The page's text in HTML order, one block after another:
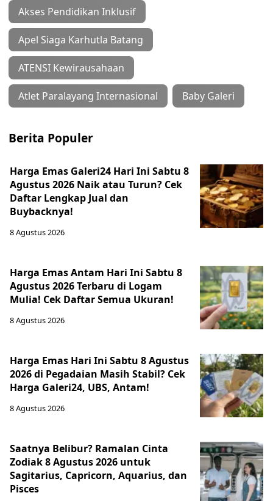
Akses Pendidikan Inklusif
Apel Siaga Karhutla Batang
ATENSI Kewirausahaan
Atlet Paralayang Internasional Baby Galeri
Berita Populer
Harga Emas Galeri24 Hari Ini Sabtu 8
Agustus 2026 Naik atau Turun? Cek
Daftar Lengkap Jual dan
Buybacknya!
8 Agustus 2026
Harga Emas Antam Hari Ini Sabtu 8
Agustus 2026 Terbaru di Logam
Mulia! Cek Daftar Semua Ukuran!
8 Agustus 2026
Harga Emas Hari Ini Sabtu 8 Agustus
2026 di Pegadaian Masih Stabil? Cek
Harga Galeri24, UBS, Antam!
8 Agustus 2026
Saatnya Belibur? Ramalan Cinta
Zodiak 8 Agustus 2026 untuk
Sagitarius, Capricorn, Aquarius, dan
Pisces